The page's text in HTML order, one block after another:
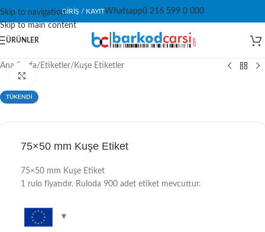
Skip to navigation
Skip to main content
GIRIŞ / KAYITWhatsapp0 216 599 0 000
ÜRÜNLER
Ana Sayfa/ Etiketler/ Kuşe Etiketler
TÜKENDİ
75×50 mm Kuşe Etiket
75×50 mm Kuşe Etiket
1 rulo fiyatıdır. Ruloda 900 adet etiket mevcuttur.